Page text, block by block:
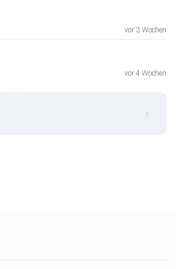
vor 3 Wochen
vor 4 Wochen